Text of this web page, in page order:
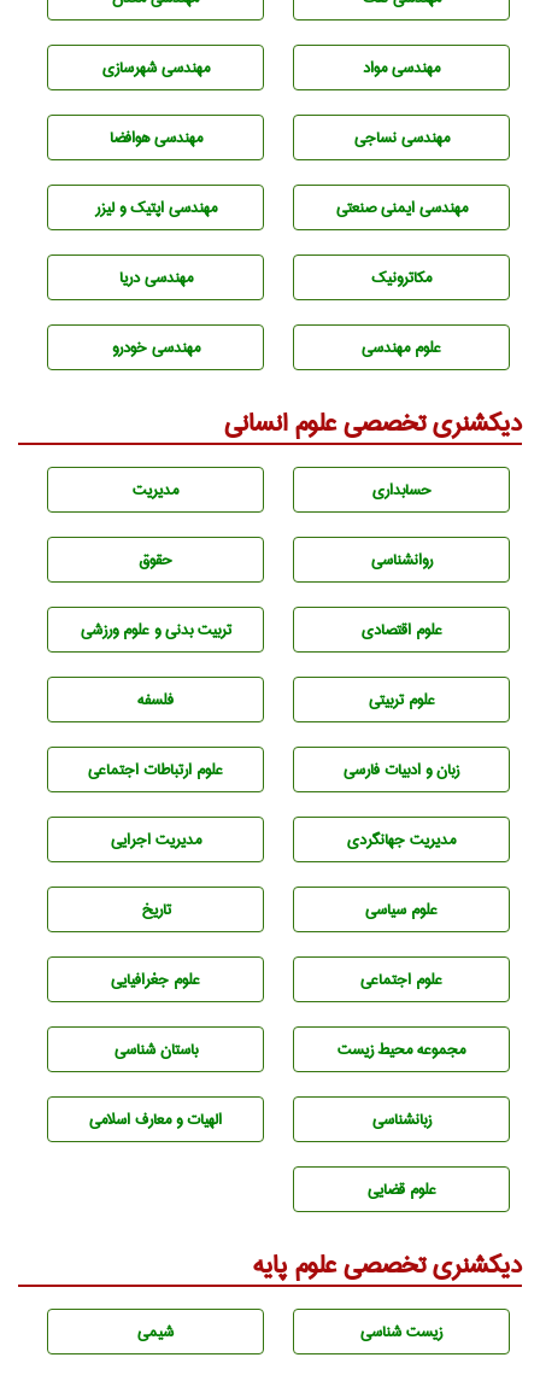
مهندسی مواد مهندسی شهرسازی
مهندسي نساجی مهندسی هوافضا
مهندسی ایمنی صنعتی مهندسی اپتیک و لیزر
مکاترونیک مهندسی دریا
علوم مهندسی مهندسی خودرو
دیکشنری تخصصی علوم انسانی
حسابداری مديريت
روانشناسی حقوق
علوم اقتصادی تربيت بدنی و علوم ورزشی
علوم تربيتی فلسفه
زبان و ادبيات فارسی علوم ارتباطات اجتماعی
مديريت جهانگردی مديريت اجرايی
علوم سياسی تاريخ
علوم اجتماعی علوم جغرافيايی
مجموعه محيط زيست باستان شناسی
زبانشناسی الهیات و معارف اسلامی
علوم قضایی
دیکشنری تخصصی علوم پایه
زيست شناسی شيمی